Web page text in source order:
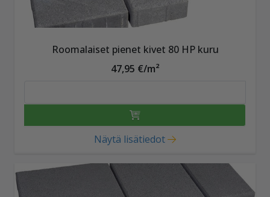
Roomalaiset pienet kivet 80 HP kuru
47,95 €/m²
Näytä lisätiedot